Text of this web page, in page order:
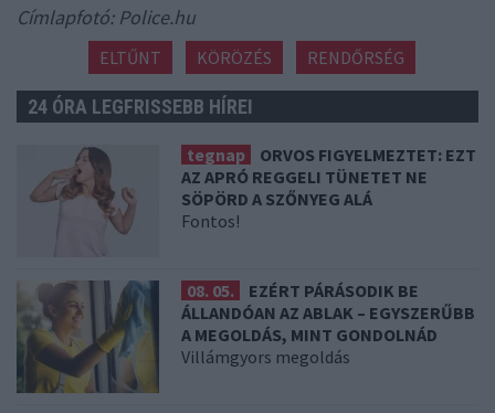
Címlapfotó: Police.hu
ELTŰNT KÖRÖZÉS RENDŐRSÉG
24 ÓRA LEGFRISSEBB HÍREI
tegnap
ORVOS FIGYELMEZTET: EZT
AZ APRÓ REGGELI TÜNETET NE
SÖPÖRD A SZŐNYEG ALÁ
Fontos!
08. 05.
EZÉRT PÁRÁSODIK BE
ÁLLANDÓAN AZ ABLAK – EGYSZERŰBB
A MEGOLDÁS, MINT GONDOLNÁD
Villámgyors megoldás